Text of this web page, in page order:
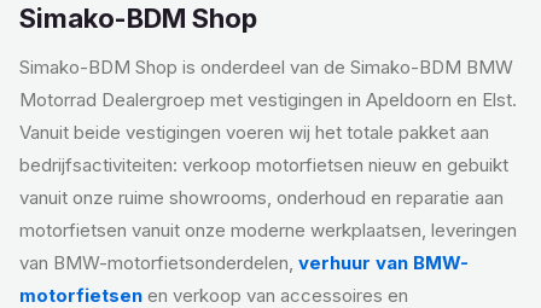
Simako-BDM Shop
Simako-BDM Shop is onderdeel van de Simako-BDM BMW
Motorrad Dealergroep met vestigingen in Apeldoorn en Elst.
Vanuit beide vestigingen voeren wij het totale pakket aan
bedrijfsactiviteiten: verkoop motorfietsen nieuw en gebuikt
vanuit onze ruime showrooms, onderhoud en reparatie aan
motorfietsen vanuit onze moderne werkplaatsen, leveringen
van BMW-motorfietsonderdelen, verhuur van BMW-
motorfietsen en verkoop van accessoires en